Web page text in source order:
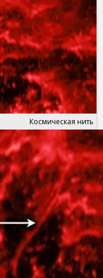
Космическая нить